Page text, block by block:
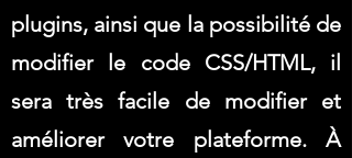
plugins, ainsi que la possibilité de
modifier le code CSS/HTML, il
sera très facile de modifier et
améliorer votre plateforme. À